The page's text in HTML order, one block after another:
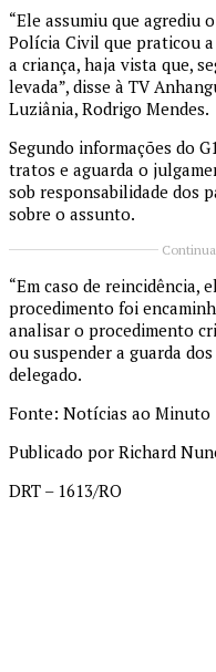
“Ele assumiu que agrediu
Polícia Civil que praticou
a criança, haja vista que,
levada”, disse à TV
Luziânia, Rodrigo Mendes.
Segundo informações do
tratos e aguarda o
sob responsabilidade dos
sobre o assunto.
“Em caso de reincidência,
procedimento foi
analisar o procedimento
ou suspender a guarda
delegado.
Fonte: Notícias ao Minuto
Publicado por Richard
DRT – 1613/RO